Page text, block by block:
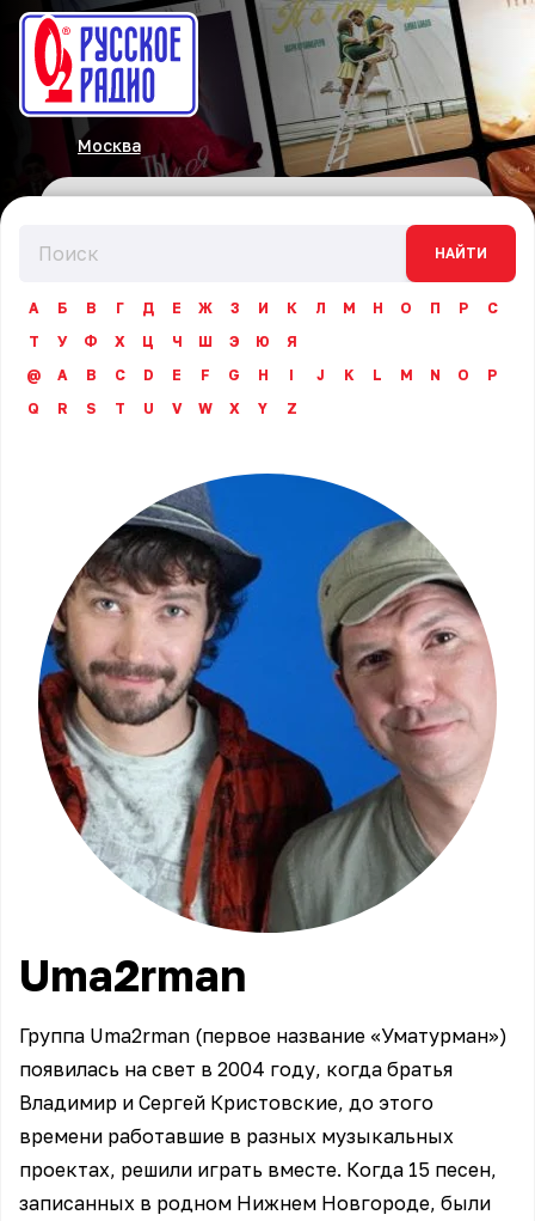
Москва
НАЙТИ
А Б В Г Д Е Ж З И К Л М Н О П Р
С
Т
У Ф Х Ц Ч Ш Э Ю
Я
@
A B C D E F G H I J K L M N O
P
Q
R S T U V W X Y Z
Uma2rman
Группа Uma2rman (первое название «Уматурман»)
появилась на свет в 2004 году, когда братья
Владимир и Сергей Кристовские, до этого
времени работавшие в разных музыкальных
проектах, решили играть вместе. Когда 15 песен,
записанных в родном Нижнем Новгороде, были